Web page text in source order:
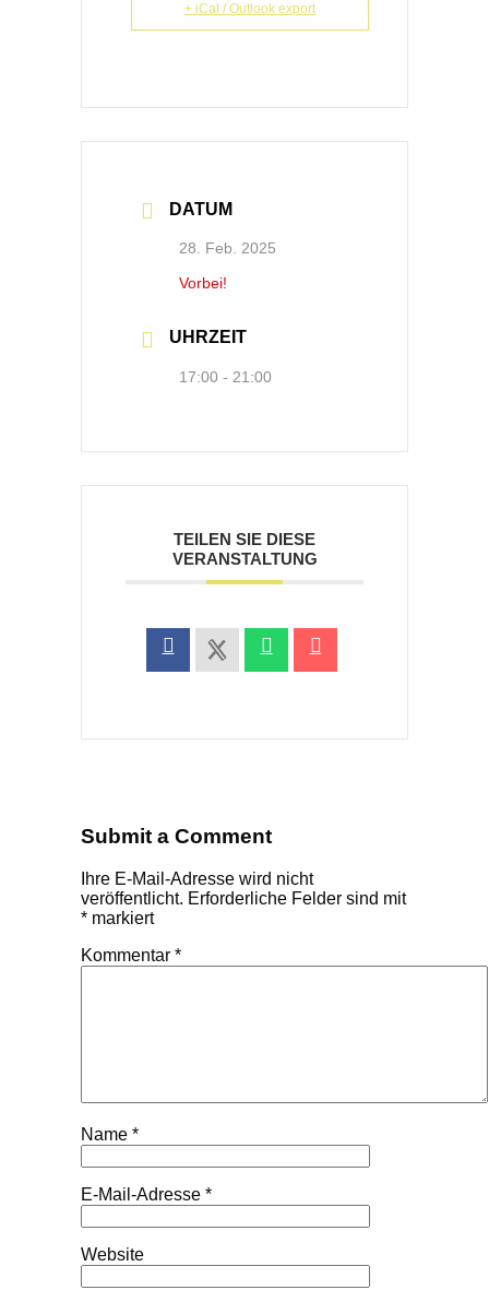
+ iCal / Outlook export
DATUM
28. Feb. 2025
Vorbei!
UHRZEIT
17:00 - 21:00
TEILEN SIE DIESE
VERANSTALTUNG
Submit a Comment
Ihre E-Mail-Adresse wird nicht
veröffentlicht. Erforderliche Felder sind mit
* markiert
Kommentar *
Name *
E-Mail-Adresse *
Website